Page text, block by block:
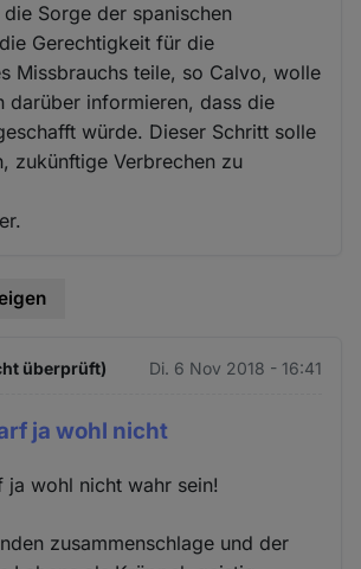
Sorge der spanischen
Gerechtigkeit für die
Missbrauchs teile, so Calvo, wolle
darüber informieren, dass die
würde. Dieser Schritt solle
zukünftige Verbrechen zu
überprüft) Di. 6 Nov 2018 - 16:41
ja wohl nicht
ja wohl nicht wahr sein!
zusammenschlage und der